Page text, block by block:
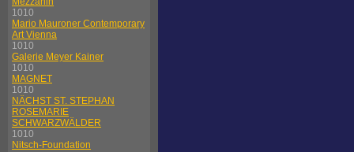
1010
Mario Mauroner Contemporary
Art Vienna
1010
Galerie Meyer Kainer
1010
MAGNET
1010
NÄCHST ST. STEPHAN
ROSEMARIE
SCHWARZWÄLDER
1010
Nitsch-Foundation